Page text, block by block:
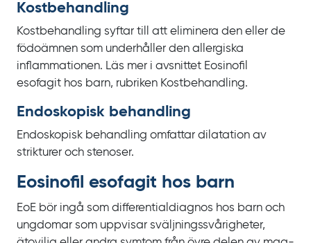
Kostbehandling
Kostbehandling syftar till att eliminera den eller de
födoämnen som underhåller den allergiska
inflammationen. Läs mer i avsnittet Eosinofil
esofagit hos barn, rubriken Kostbehandling.
Endoskopisk behandling
Endoskopisk behandling omfattar dilatation av
strikturer och stenoser.
Eosinofil esofagit hos barn
EoE bör ingå som differentialdiagnos hos barn och
ungdomar som uppvisar sväljnings­svårigheter,